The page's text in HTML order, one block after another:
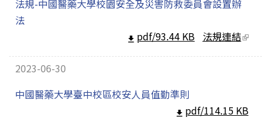
法規-中國醫藥大學校園安全及災害防救委員會設置辦
法
法規連結
pdf/93.44 KB
2023-06-30
中國醫藥大學臺中校區校安人員值勤準則
pdf/114.15 KB